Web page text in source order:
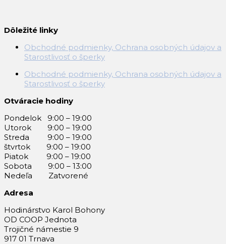
Dôležité linky
Obchodné podmienky, Ochrana osobných údajov a
Starostlivosť o šperky
Obchodné podmienky, Ochrana osobných údajov a
Starostlivosť o šperky
Otváracie hodiny
Pondelok 9:00 – 19:00
Utorok 9:00 – 19:00
Streda 9:00 – 19:00
štvrtok 9:00 – 19:00
Piatok 9:00 – 19:00
Sobota 9:00 – 13:00
Nedeľa Zatvorené
Adresa
Hodinárstvo Karol Bohony
OD COOP Jednota
Trojičné námestie 9
917 01 Trnava